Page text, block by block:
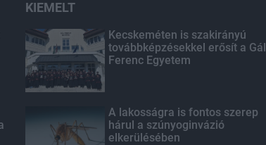
KIEMELT
Kecskeméten is szakirányú
továbbképzésekkel erősít a Gál
Ferenc Egyetem
A lakosságra is fontos szerep
hárul a szúnyoginvázió
elkerülésében